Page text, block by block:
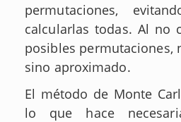
permutaciones,
calcularlas todas. Al no
posibles permutaciones,
sino aproximado.
El método de Monte
lo que hace